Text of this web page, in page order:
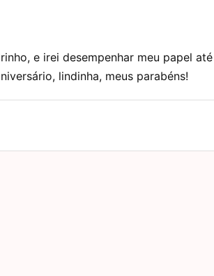
e irei desempenhar meu papel até
lindinha, meus parabéns!